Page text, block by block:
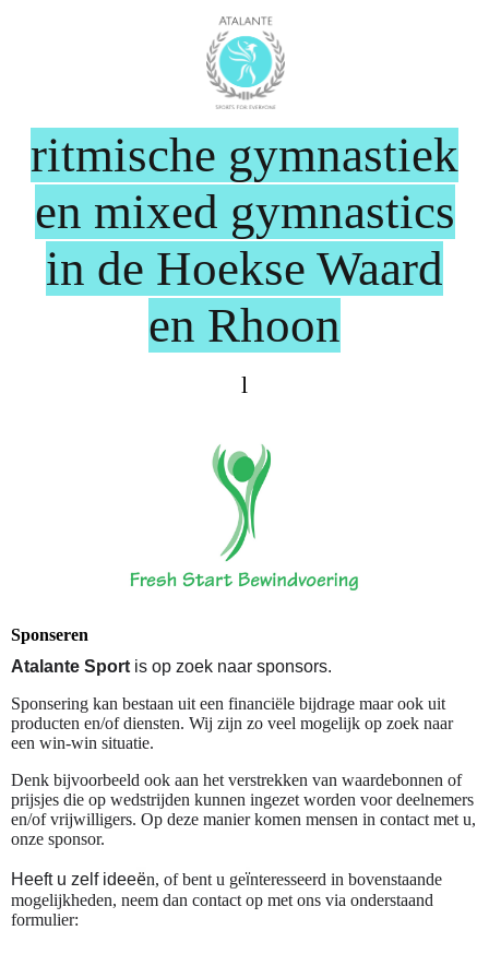
ritmische gymnastiek
en mixed gymnastics
in de Hoekse Waard
en Rhoon
l
Sponseren
Atalante Sport is op zoek naar sponsors.
Sponsering kan bestaan uit een financiële bijdrage maar ook uit
producten en/of diensten. Wij zijn zo veel mogelijk op zoek naar
een win-win situatie.
Denk bijvoorbeeld ook aan het verstrekken van waardebonnen of
prijsjes die op wedstrijden kunnen ingezet worden voor deelnemers
en/of vrijwilligers. Op deze manier komen mensen in contact met u,
onze sponsor.
Heeft u zelf ideeën, of bent u geïnteresseerd in bovenstaande
mogelijkheden, neem dan contact op met ons via onderstaand
formulier: